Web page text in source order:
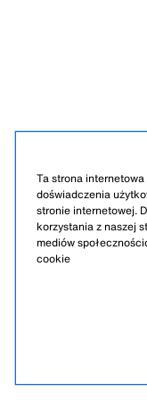
Ta strona
doświadczenia
stronie internetowej.
korzystania z naszej
mediów
cookie